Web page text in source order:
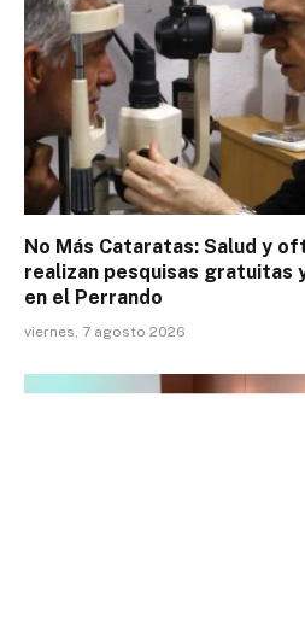
No Más Cataratas: Salud y
realizan pesquisas gratuitas
en el Perrando
viernes, 7 agosto 2026